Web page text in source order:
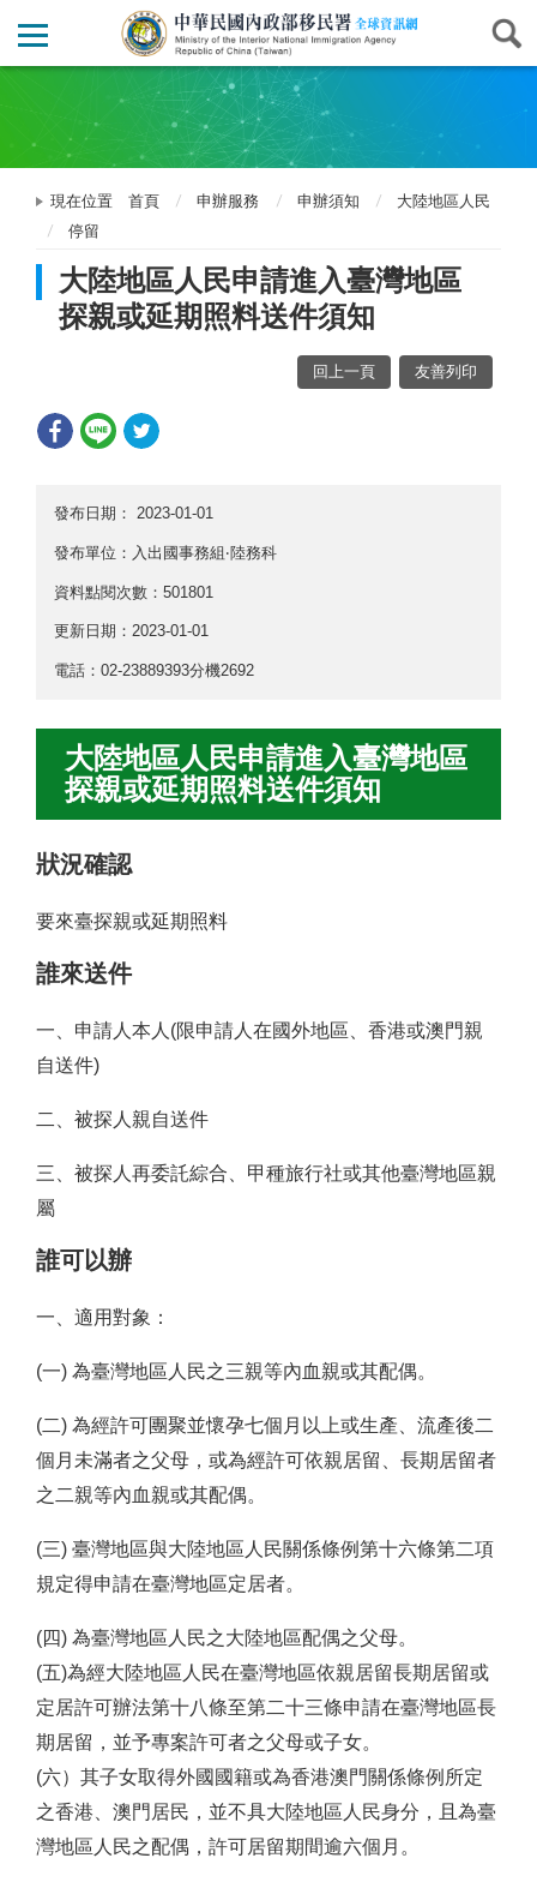
現在位置 首頁 申辦服務 申辦須知
大陸地區人民
停留
大陸地區人民申請進入臺灣地區
探親或延期照料送件須知
回上一頁 友善列印
發布日期： 2023-01-01
發布單位：入出國事務組‧陸務科
資料點閱次數：501801
更新日期： 2023-01-01
電話：02-23889393分機2692
大陸地區人民申請進入臺灣地區
探親或延期照料送件須知
狀況確認
要來臺探親或延期照料
誰來送件
一 、申請人本人(限申請人在國外地區、香港或澳門親
自送件)
二、被探人親自送件
三、被探人再委託綜合、甲種旅行社或其他臺灣地區親
屬
誰可以辦
一、適用對象：
(一) 為臺灣地區人民之三親等內血親或其配偶。
(二) 為經許可團聚並懷孕七個月以上或生產、流產後二
個月未滿者之父母，或為經許可依親居留、長期居留者
之二親等內血親或其配偶。
(三) 臺灣地區與大陸地區人民關係條例第十六條第二項
規定得申請在臺灣地區定居者。
(四) 為臺灣地區人民之大陸地區配偶之父母。
(五)為經大陸地區人民在臺灣地區依親居留長期居留或
定居許可辦法第十八條至第二十三條申請在臺灣地區長
期居留，並予專案許可者之父母或子女。
(六）其子女取得外國國籍或為香港澳門關係條例所定
之香港、澳門居民，並不具大陸地區人民身分，且為臺
灣地區人民之配偶，許可居留期間逾六個月。